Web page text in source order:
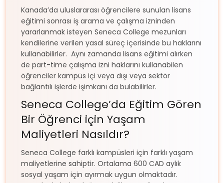
Kanada’da uluslararası öğrencilere sunulan lisans
eğitimi sonrası iş arama ve çalışma izninden
yararlanmak isteyen Seneca College mezunları
kendilerine verilen yasal süreç içerisinde bu haklarını
kullanabilirler. Aynı zamanda lisans eğitimi alırken
de part-time çalışma izni haklarını kullanabilen
öğrenciler kampüs içi veya dışı veya sektör
bağlantılı işlerde işimkanı da bulabilirler.
Seneca College’da Eğitim Gören
Bir Öğrenci için Yaşam
Maliyetleri Nasıldır?
Seneca College farklı kampüsleri için farklı yaşam
maliyetlerine sahiptir. Ortalama 600 CAD aylık
sosyal yaşam için ayırmak uygun olmaktadır.